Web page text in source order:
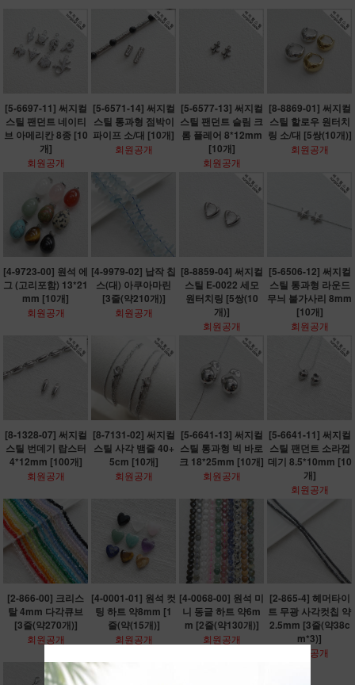
[5-6697-11] 써지컬
스틸 팬던트 네이티
브 아메리칸 8종 [10
개]
회원공개
[5-6571-14] 써지컬
스틸 통과형 점박이
파이프 소/대 [10개]
회원공개
[5-6577-13] 써지컬
스틸 팬던트 슬림 크
롬 플레어 8*12mm
[10개]
회원공개
[8-8869-01] 써지컬
스틸 할로우 원터치
링 소/대 [5쌍(10개)]
회원공개
[4-9723-00] 원석 에
그 (고리포함) 13*21
mm [10개]
회원공개
[4-9979-02] 납작 칩
스(대) 아쿠아마린
[3줄(약210개)]
회원공개
[8-8859-04] 써지컬
스틸 E-0022 세모
원터치링 [5쌍(10
개)]
회원공개
[5-6506-12] 써지컬
스틸 통과형 라운드
무늬 불가사리 8mm
[10개]
회원공개
[8-1328-07] 써지컬
스틸 번데기 랍스터
4*12mm [100개]
회원공개
[8-7131-02] 써지컬
스틸 사각 뱀줄 40+
5cm [10개]
회원공개
[5-6641-13] 써지컬
스틸 통과형 빅 바로
크 18*25mm [10개]
회원공개
[5-6641-11] 써지컬
스틸 팬던트 소라껍
데기 8.5*10mm [10
개]
회원공개
[2-866-00] 크리스
탈 4mm 다각큐브
[3줄(약270개)]
회원공개
[4-0001-01] 원석 컷
팅 하트 약8mm [1
줄(약(15개)]
회원공개
[4-0068-00] 원석 미
니 동글 하트 약6m
m [2줄(약130개)]
회원공개
[2-865-4] 헤머타이
트 무광 사각컷칩 약
2.5mm [3줄(약38c
m*3)]
회원공개